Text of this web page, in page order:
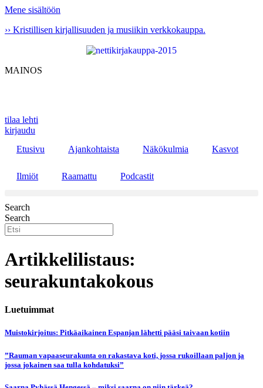
Mene sisältöön
›› Kristillisen kirjallisuuden ja musiikin verkkokauppa.
MAINOS
tilaa lehti
kirjaudu
Etusivu
Ajankohtaista Näkökulmia Kasvot
Ilmiöt Raamattu Podcastit
Search
Search
Artikkelilistaus:
seurakuntakokous
Luetuimmat
Muistokirjoitus: Pitkäaikainen Espanjan lähetti pääsi taivaan kotiin
”Rauman vapaaseurakunta on rakastava koti, jossa rukoillaan paljon ja
jossa jokainen saa tulla kohdatuksi”